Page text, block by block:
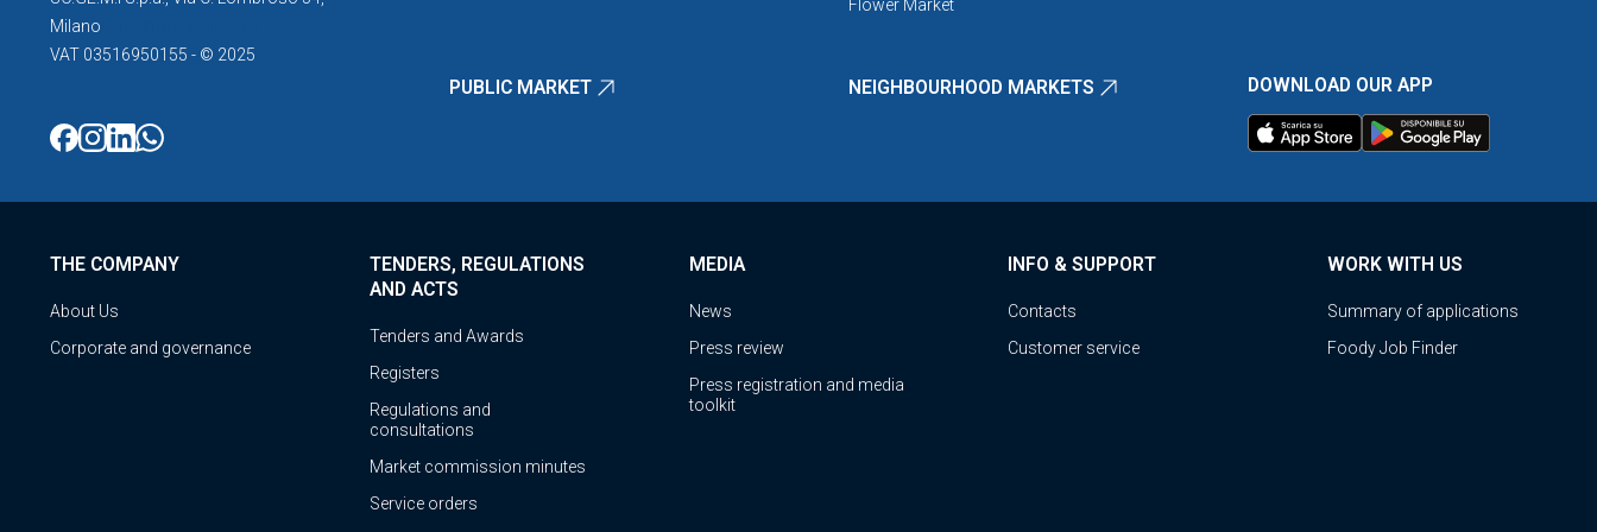
Milano
VAT 03516950155 - © 2025
PUBLIC MARKET
Flower Market
NEIGHBOURHOOD MARKETS DOWNLOAD OUR APP
THE COMPANY
About Us
Corporate and governance
TENDERS, REGULATIONS
AND ACTS
Tenders and Awards
Registers
Regulations and
consultations
Market commission minutes
Service orders
MEDIA
News
Press review
Press registration and media
toolkit
INFO & SUPPORT
Contacts
Customer service
WORK WITH US
Summary of applications
Foody Job Finder